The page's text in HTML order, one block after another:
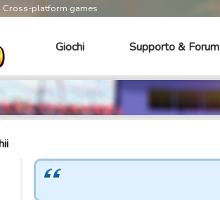
Cross-platform games
Giochi Supporto & Forum